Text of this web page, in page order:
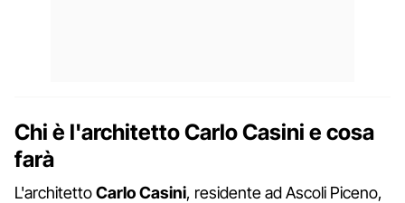
Chi è l'architetto Carlo Casini e cosa
farà
L'architettoCarlo Casini, residente ad Ascoli Piceno,